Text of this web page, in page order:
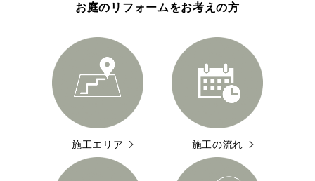
お庭のリフォームをお考えの方
施工エリア 施工の流れ